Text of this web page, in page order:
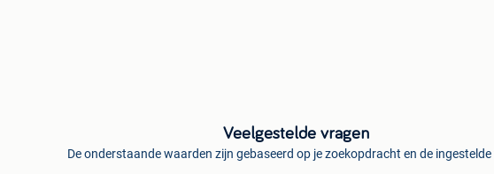
Veelgestelde vragen
De onderstaande waarden zijn gebaseerd op je zoekopdracht en de